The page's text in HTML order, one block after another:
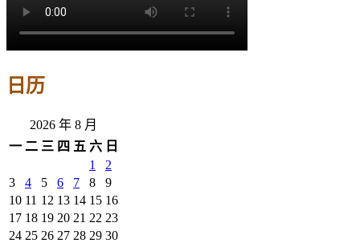
日历
2026 年 8 月
一 二 三 四 五 六 日
1
2
3
4 5 6 7 8
9
10 11 12 13 14 15 16
17 18 19 20 21 22 23
24 25 26 27 28 29 30